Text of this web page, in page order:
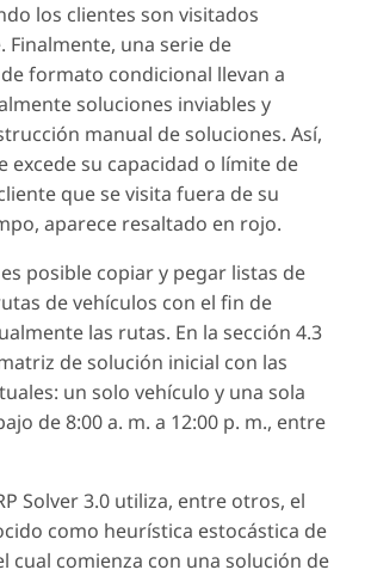
los clientes son visitados
Finalmente, una serie de
formato condicional llevan a
soluciones inviables y
manual de soluciones. Así,
excede su capacidad o límite de
que se visita fuera de su
aparece resaltado en rojo.
posible copiar y pegar listas de
de vehículos con el fin de
las rutas. En la sección 4.3
de solución inicial con las
un solo vehículo y una sola
de 8:00 a. m. a 12:00 p. m., entre
Solver 3.0 utiliza, entre otros, el
como heurística estocástica de
cual comienza con una solución de